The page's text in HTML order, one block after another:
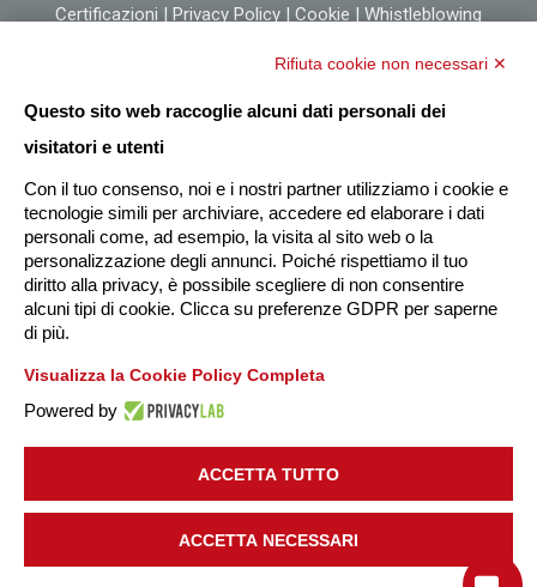
Certificazioni | Privacy Policy | Cookie | Whistleblowing
Rifiuta cookie non necessari ✕
Questo sito web raccoglie alcuni dati personali dei
visitatori e utenti
Con il tuo consenso, noi e i nostri partner utilizziamo i cookie e
tecnologie simili per archiviare, accedere ed elaborare i dati
personali come, ad esempio, la visita al sito web o la
personalizzazione degli annunci. Poiché rispettiamo il tuo
diritto alla privacy, è possibile scegliere di non consentire
alcuni tipi di cookie. Clicca su preferenze GDPR per saperne
di più.
Visualizza la Cookie Policy Completa
Powered by
ACCETTA TUTTO
ACCETTA NECESSARI